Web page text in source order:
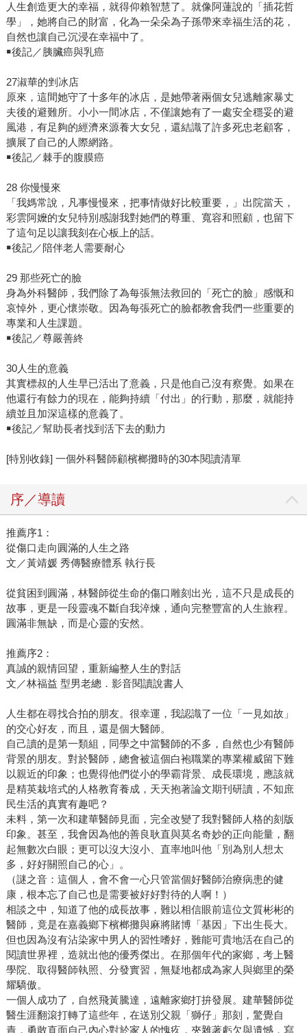
人生創造更大的幸福，就得仰賴智慧了。就像阿蓮說的「插花哲
學」，她將自己的財富，化為一朵朵為子孫帶來幸福生活的花，
自然也讓自己沉浸在幸福中了。
￭後記／胰臟癌與乳癌
27淑華的剉冰店
原來，這間她守了十多年的冰店，是她帶著兩個女兒逃離家暴丈
夫後的避難所。小小一間冰店，不僅讓她有了一處安全穩妥的避
風港，有足夠的經濟來源養大女兒，還結識了許多死忠老顧客，
擴展了自己的人際網路。
￭後記／棘手的腹膜癌
28 你慢慢來
「我媽常說，凡事慢慢來，把事情做好比較重要，」出院當天，
彩雲阿嬤的女兒特別感謝我對她們的尊重、寬容和照顧，也留下
了這句足以讓我刻在心板上的話。
￭後記／陪伴老人需要耐心
29 那些死亡的臉
身為外科醫師，我們除了為每張無法救回的「死亡的臉」感慨和
哀悼外，更心懷崇敬。因為每張死亡的臉都教會我們一些重要的
專業和人生課題。
￭後記／尊嚴善終
30人生的意義
其實標叔的人生早已活出了意義，只是他自己沒有察覺。如果在
他還行有餘力的現在，能夠持續「付出」的行動，那麼，就能持
續並且加深這樣的意義了。
￭後記／幫助長者找到活下去的動力
[特別收錄] 一個外科醫師顧檳榔攤時的30本閱讀清單
序／導讀
推薦序1：
從傷口走向圓滿的人生之路
文／黃靖媛 秀傳醫療體系 執行長
從貧困到圓滿，林醫師從生命的傷口雕刻出光，這不只是成長的
故事，更是一段靈魂不斷自我淬煉，通向完整豐富的人生旅程。
圓滿非無缺，而是心靈的安然。
推薦序2：
真誠的親情回望，重新編整人生的對話
文／林福益 型男老總．影音閱讀說書人
人生都在尋找合拍的朋友。很幸運，我認識了一位「一見如故」
的交心好友，而且，還是個大醫師。
自己讀的是第一類組，同學之中當醫師的不多，自然也少有醫師
背景的朋友。對於醫師，總會被這個白袍職業的專業權威留下難
以親近的印象；也覺得他們從小的學霸背景、成長環境，應該就
是精英栽培式的人格教育養成，天天抱著論文期刊研讀，不知庶
民生活的真實有趣吧？
未料，第一次和建華醫師見面，完全改變了我對醫師人格的刻版
印象。甚至，我會因為他的善良耿直與莫名奇妙的正向能量，翻
起無數次白眼；更可以沒大沒小、直率地叫他「別為別人想太
多，好好關照自己的心」。
（謎之音：這個人，會不會一心只管當個好醫師治療病患的健
康，根本忘了自己也是需要被好好對待的人啊！）
相談之中，知道了他的成長故事，難以相信眼前這位文質彬彬的
醫師，竟是在嘉義鄉下檳榔攤與麻將賭博「基因」下出生長大。
但也因為沒有沾染家中男人的習性嗜好，難能可貴地活在自己的
閱讀世界裡，造就出他的優秀傑出。在那個年代的家鄉，考上醫
學院、取得醫師執照、分發實習，無疑地都成為家人與鄉里的榮
耀驕傲。
一個人成功了，自然飛黃騰達，遠離家鄉打拚發展。建華醫師從
醫生涯翻滾打轉了這些年，在送別父親「獅仔」那刻，驚覺自
責，勇敢直面自己內心對於家人的愧疚，夾雜著虧欠與遺憾，寫